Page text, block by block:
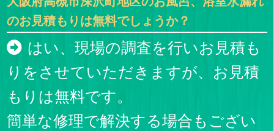
のお見積もりは無料でしょうか？
はい、現場の調査を行いお見積も
りをさせていただきますが、お見積
もりは無料です。
簡単な修理で解決する場合もござい